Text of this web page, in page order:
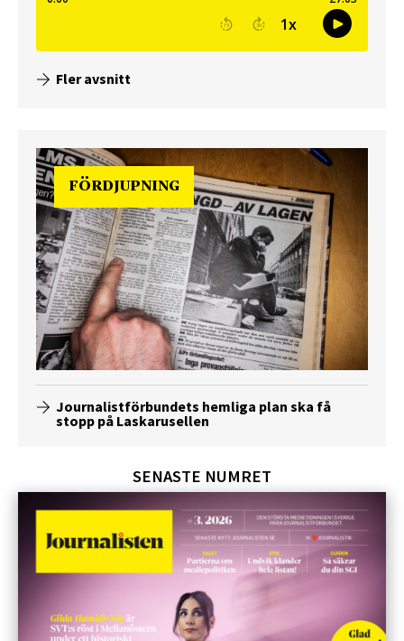
Fler avsnitt
FÖRDJUPNING
Journalistförbundets hemliga plan ska få
stopp på Laskarusellen
SENASTE NUMRET